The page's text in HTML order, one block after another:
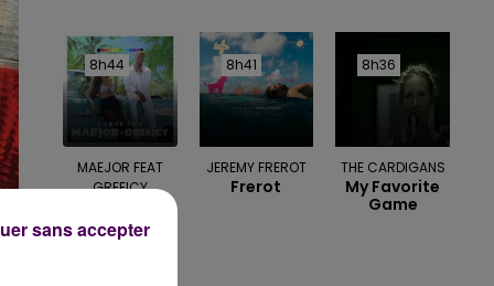
8h44
8h44
MAEJOR FEAT
GREEICY
8h41
8h41
JEREMY FREROT
Frerot
8h36
8h36
THE CARDIGANS
My Favorite
Game
sans accepter